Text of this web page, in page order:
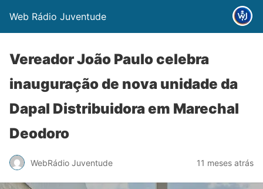
Web Rádio Juventude
Vereador João Paulo celebra
inauguração de nova unidade da
Dapal Distribuidora em Marechal
Deodoro
WebRádio Juventude 11 meses atrás